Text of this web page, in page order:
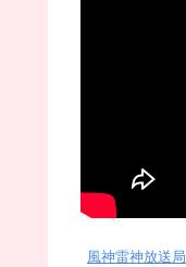
風神雷神放送局